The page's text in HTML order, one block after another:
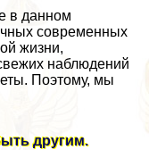
в данном
современных
жизни,
наблюдений
Поэтому, мы
другим.